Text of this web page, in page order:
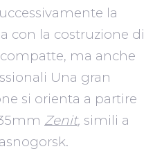
la
con la costruzione di
ma anche
Una gran
si orienta a partire
Zenit, simili a